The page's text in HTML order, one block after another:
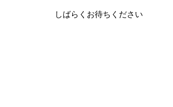
しばらくお待ちください